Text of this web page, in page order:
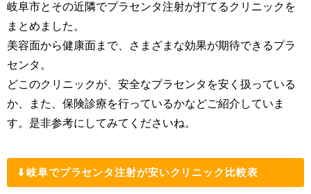
岐阜市とその近隣でプラセンタ注射が打てるクリニックを
まとめました。
美容面から健康面まで、さまざまな効果が期待できるプラ
センタ。
どこのクリニックが、安全なプラセンタを安く扱っている
か、また、保険診療を行っているかなどご紹介していま
す。是非参考にしてみてくださいね。
⬇︎岐阜でプラセンタ注射が安いクリニック比較表